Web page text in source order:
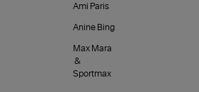
Ami Paris
Anine Bing
Max Mara
&
Sportmax